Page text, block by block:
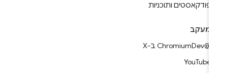
פודקאסטים ותוכניות
מעקב
YouTube